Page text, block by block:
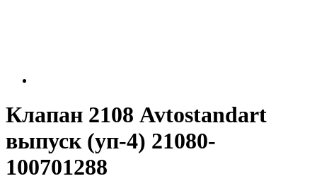
Клапан 2108 Avtostandart
выпуск (уп-4) 21080-
100701288